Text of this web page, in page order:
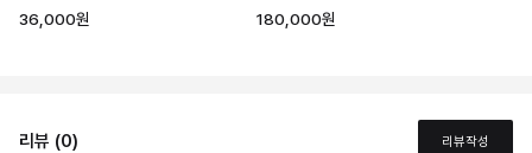
36,000원 180,000원
리뷰 (0) 리뷰작성